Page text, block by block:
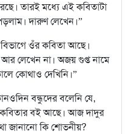
তারই মধ্যে এই কবিতাটা
দারুণ লেখেন।”
ওঁর কবিতা আছে।
লেখেন না। অজয় গুপ্ত নামে
কোথাও দেখিনি।”
বন্ধুদের বলেনি যে,
কবিতার বই আছে। আজ দাদুর
জানানো কি শোভনীয়?